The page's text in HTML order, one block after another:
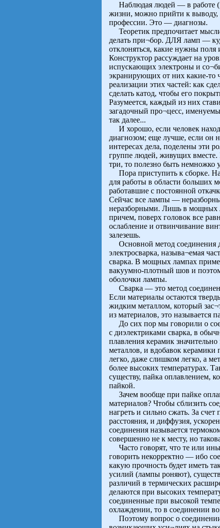
Наблюдая людей — в работе
жизни, можно прийти к выводу,
профессии. Это — диагнозы.
Теоретик предпочитает
делать при¬бор. ДЛЯ ламп —
отклоняться, какие нужны
Конструктор рассуждает на
испускающих электроны и
экранирующих от них какие-то
реализации этих частей: как
сделать катод, чтобы его
Разумеется, каждый из них
загадочный про¬цесс,
так далее...
И хорошо, если человек
диагнозом; еще лучше, если он
интересах дела, поделены эти
группе людей, живущих
три, то полезно быть немножко
Пора приступить к сборке. На
для работы в области больших
работавшие с постоянной
Сейчас все лампы —
неразборными. Лишь в мощных
причем, поверх головок все
ослабление и отвинчивание
залезешь.
Основной метод соединения
электросварка, называ¬емая
сварка. В мощных лампах
вакуумно-плотный шов и
оболочки лампы.
Сварка — это метод
Если материалы остаются
жидким металлом, который
из материалов, это называется
До сих пор мы говорили о
с диэлектриками сварка, в
плавления керамик
металлов, и вдобавок керамики
легко, даже слишком легко, а
более высоких температурах.
существу, пайка оплавлением,
пайкой.
Зачем вообще при пайке
материалов? Чтобы сблизить
нагреть и сильно сжать. За
расстояния, и диффузия,
соединения называется
совершенно не к месту, но
Часто говорят, что те или
говорить некорректно — ибо
какую прочность будет иметь
усилий (лампы роняют),
различий в термических
делаются при высоких
соединенные при высокой
охлаждении, то в соединении
Поэтому вопрос о